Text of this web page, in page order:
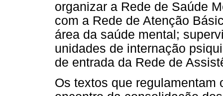
organizar a Rede de Saúde
com a Rede de Atenção
área da saúde mental;
unidades de internação
de entrada da Rede de
Os textos que regulamentam